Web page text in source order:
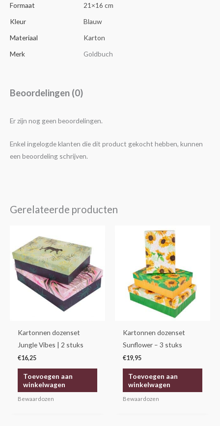
Formaat
21×16 cm
Kleur
Blauw
Materiaal
Karton
Merk
Goldbuch
Beoordelingen (0)
Er zijn nog geen beoordelingen.
Enkel ingelogde klanten die dit product gekocht hebben, kunnen
een beoordeling schrijven.
Gerelateerde producten
Kartonnen dozenset
Jungle Vibes | 2 stuks
€16,25
Toevoegen aan
winkelwagen
Bewaardozen
Kartonnen dozenset
Sunflower – 3 stuks
€19,95
Toevoegen aan
winkelwagen
Bewaardozen